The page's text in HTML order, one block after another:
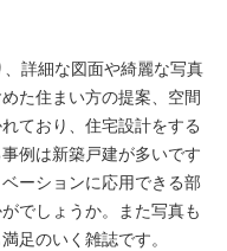
詳細な図面や綺麗な写真
た住まい方の提案、空間
ており、住宅設計をする
例は新築戸建が多いです
ーションに応用できる部
でしょうか。また写真も
足のいく雑誌です。